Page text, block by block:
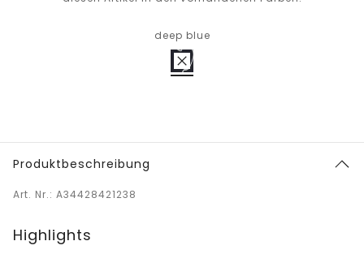
deep blue
Produktbeschreibung
Art. Nr.: A34428421238
Highlights